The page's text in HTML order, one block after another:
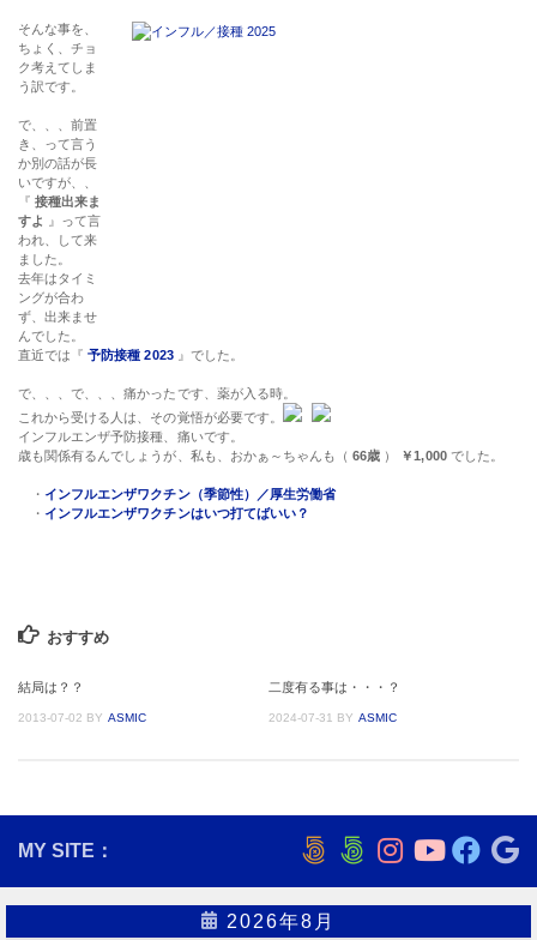
そんな事を、
ちょく、チョ
ク考えてしま
う訳です。
で、、、前置
き、って言う
か別の話が長
いですが、、
『接種出来ま
すよ
』って言
われ、して来
ました。
去年はタイミ
ングが合わ
ず、出来ませ
んでした。
直近では『予防接種 2023』でした。
で、、、で、、、痛かったです、薬が入る時。
これから受ける人は、その覚悟が必要です。
インフルエンザ予防接種、痛いです。
歳も関係有るんでしょうが、私も、おかぁ～ちゃんも（66歳 ） ￥1,000でした。
・インフルエンザワクチン（季節性）／厚生労働省
・インフルエンザワクチンはいつ打てばいい？
おすすめ
結局は？？
2013-07-02 BY ASMIC
二度有る事は・・・？
2024-07-31 BY ASMIC
MY SITE：
2026年8月